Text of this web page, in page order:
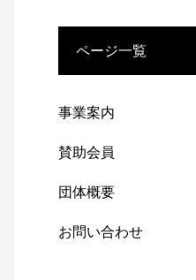
ページ一覧
事業案内
賛助会員
団体概要
お問い合わせ